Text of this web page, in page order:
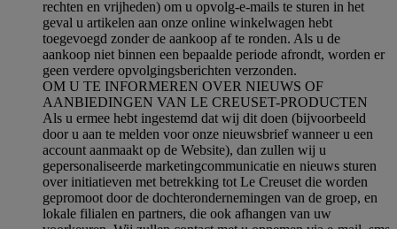
rechten en vrijheden) om u opvolg-e-mails te sturen in het
geval u artikelen aan onze online winkelwagen hebt
toegevoegd zonder de aankoop af te ronden. Als u de
aankoop niet binnen een bepaalde periode afrondt, worden er
geen verdere opvolgingsberichten verzonden.
OM U TE INFORMEREN OVER NIEUWS OF
AANBIEDINGEN VAN LE CREUSET-PRODUCTEN
Als u ermee hebt ingestemd dat wij dit doen (bijvoorbeeld
door u aan te melden voor onze nieuwsbrief wanneer u een
account aanmaakt op de Website), dan zullen wij u
gepersonaliseerde marketingcommunicatie en nieuws sturen
over initiatieven met betrekking tot Le Creuset die worden
gepromoot door de dochterondernemingen van de groep, en
lokale filialen en partners, die ook afhangen van uw